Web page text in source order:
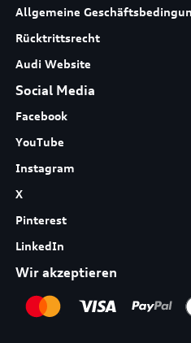
Allgemeine
Rücktrittsrecht
Audi Website
Social Media
Facebook
YouTube
Instagram
X
Pinterest
LinkedIn
Wir akzeptieren